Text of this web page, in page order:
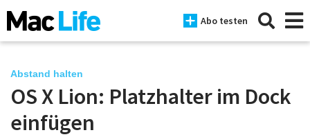
Abo testen
News
Abstand halten
OS X Lion: Platzhalter im Dock
einfügen